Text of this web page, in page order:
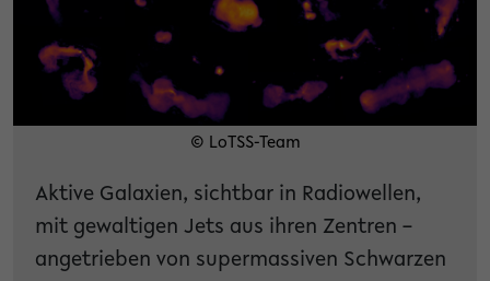
© LoTSS-Team
Aktive Galaxien, sichtbar in Radiowellen,
mit gewaltigen Jets aus ihren Zentren –
angetrieben von supermassiven Schwarzen